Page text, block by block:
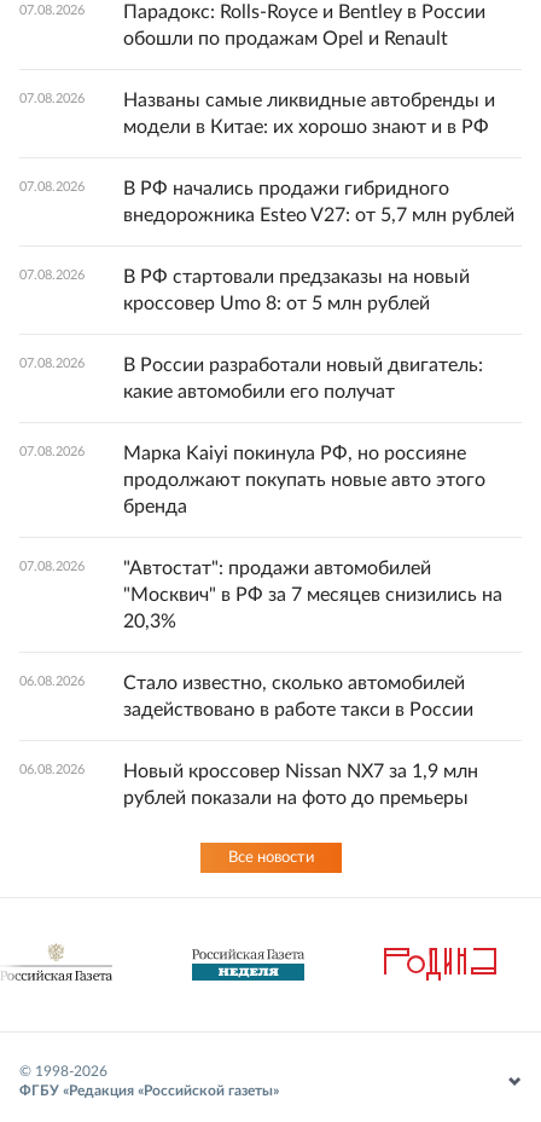
07.08.2026
Парадокс: Rolls-Royce и Bentley в России
обошли по продажам Opel и Renault
07.08.2026
Названы самые ликвидные автобренды и
модели в Китае: их хорошо знают и в РФ
07.08.2026
В РФ начались продажи гибридного
внедорожника Esteo V27: от 5,7 млн рублей
07.08.2026
В РФ стартовали предзаказы на новый
кроссовер Umo 8: от 5 млн рублей
07.08.2026
В России разработали новый двигатель:
какие автомобили его получат
07.08.2026
Марка Kaiyi покинула РФ, но россияне
продолжают покупать новые авто этого
бренда
07.08.2026
"Автостат": продажи автомобилей
"Москвич" в РФ за 7 месяцев снизились на
20,3%
06.08.2026
Стало известно, сколько автомобилей
задействовано в работе такси в России
06.08.2026
Новый кроссовер Nissan NX7 за 1,9 млн
рублей показали на фото до премьеры
Все новости
© 1998-2026
ФГБУ «Редакция «Российской газеты»